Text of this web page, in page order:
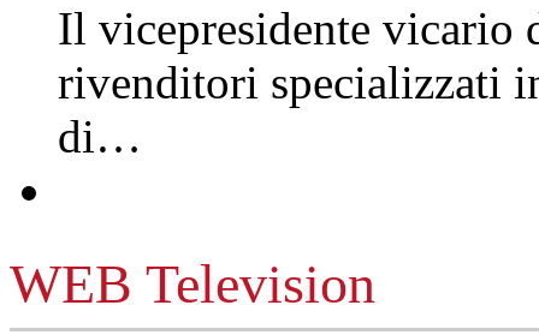
Il vicepresidente vicario
rivenditori specializzati
di…
WEB Television